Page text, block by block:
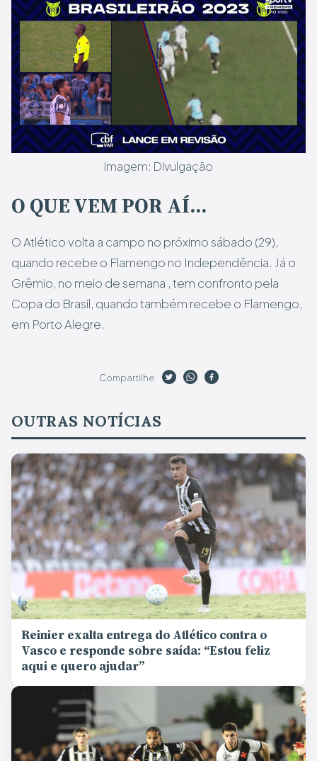
Imagem: Divulgação
O QUE VEM POR AÍ…
O Atlético volta a campo no próximo sábado (29),
quando recebe o Flamengo no Independência. Já o
Grêmio, no meio de semana , tem confronto pela
Copa do Brasil, quando também recebe o Flamengo,
em Porto Alegre.
Compartilhe
OUTRAS NOTÍCIAS
Reinier exalta entrega do Atlético contra o
Vasco e responde sobre saída: “Estou feliz
aqui e quero ajudar”